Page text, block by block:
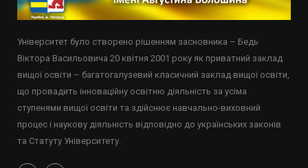
Університет було створено рішенням засновника – Бедь
Віктора Васильовича 20 квітня 2001 року як приватний заклад
вищої освіти – багатогалузевий класичний заклад вищої освіти,
що провадить інноваційну освітню діяльність за усіма
ступенями вищої освіти та здійснює навчально-виховний
процес і наукову діяльність відповідно до українських законів
та Статуту Університету.